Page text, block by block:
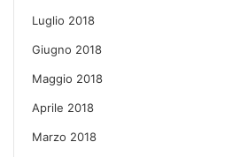
Luglio 2018
Giugno 2018
Maggio 2018
Aprile 2018
Marzo 2018